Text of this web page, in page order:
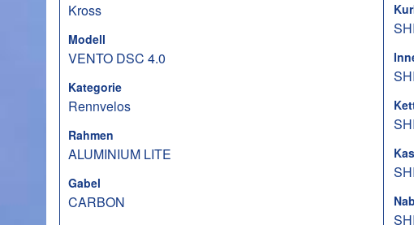
Kross
Modell
VENTO DSC 4.0
Kategorie
Rennvelos
Rahmen
ALUMINIUM LITE
Gabel
CARBON